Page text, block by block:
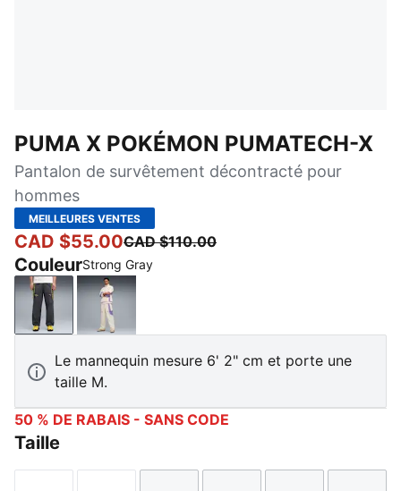
PUMA X POKÉMON PUMATECH-X
Pantalon de survêtement décontracté pour
hommes
MEILLEURES VENTES
CAD $55.00CAD $110.00
CouleurStrong Gray
Strong GrayAlpine Snow
Le mannequin mesure 6' 2" cm et porte une
taille M.
50 % DE RABAIS - SANS CODE
Taille